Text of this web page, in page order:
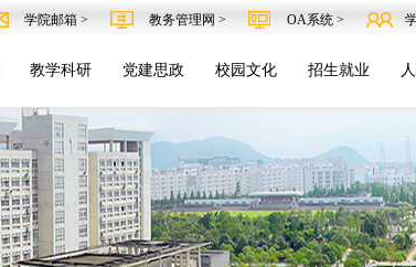
学院邮箱 > 教务管理网 > OA系统 >
教学科研 党建思政 校园文化 招生就业